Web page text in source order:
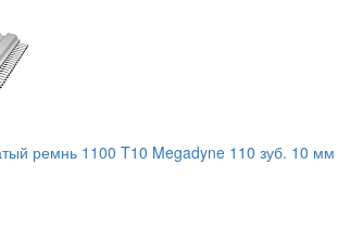
ремнь 1100 T10 Megadyne 110 зуб. 10 мм